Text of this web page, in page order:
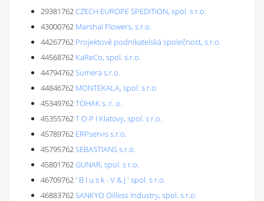
29381762CZECH EUROPE SPEDITION, spol. s r.o.
43000762 Marshal Flowers, s.r.o.
44267762 Projektově podnikatelská společnost, s.r.o.
44568762 KaReCo, spol. s.r.o.
44794762Sumera s.r.o.
44846762 MONTEKALA, spol. s r.o.
45349762TOHAK s. r. o.
45355762T O P I Klatovy, spol. s r.o.
45789762 ERPservis s.r.o.
45795762SEBASTIANS s.r.o.
45801762GUNAR, spol. s r.o.
46709762' B l u s k - V & J ' spol. s r.o.
46883762SANKYO Oilless Industry, spol. s r.o.